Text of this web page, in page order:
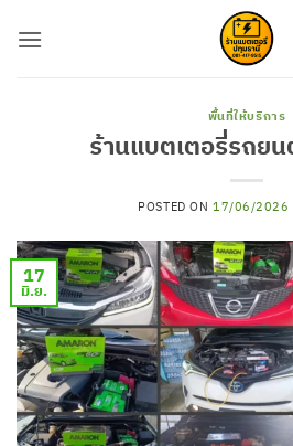
พื้นที่ให้บริการ
ร้านแบตเตอรี่รถย
POSTED ON 17/06/2026
17
มิ.ย.